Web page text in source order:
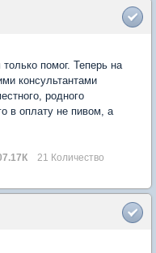
помог. Теперь на
консультантами
родного
в оплату не пивом, а
21 Количество